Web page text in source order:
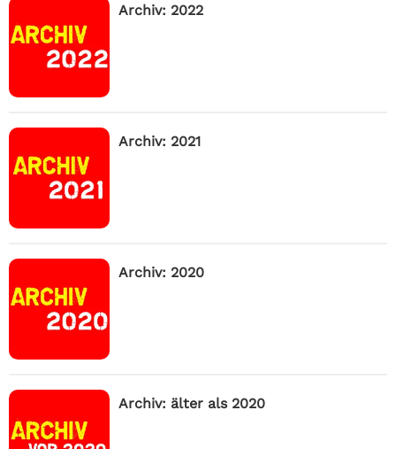
Archiv: 2022
Archiv: 2021
Archiv: 2020
Archiv: älter als 2020